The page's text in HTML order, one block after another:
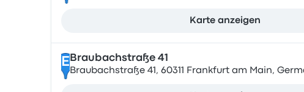
Karte anzeigen
E Braubachstraße 41
Braubachstraße 41, 60311 Frankfurt am Main,